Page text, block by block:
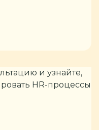
и узнайте,
HR-процессы